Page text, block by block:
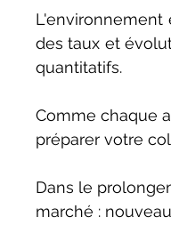
L'environnement
des taux et
quantitatifs.
Comme chaque
préparer votre
Dans le
marché :